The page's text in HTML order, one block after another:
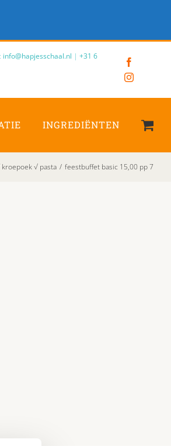
info@hapjesschaal.nl |+31 6
Instagram
INGREDIËNTEN
√ pasta / feestbuffet basic 15,00 pp 7